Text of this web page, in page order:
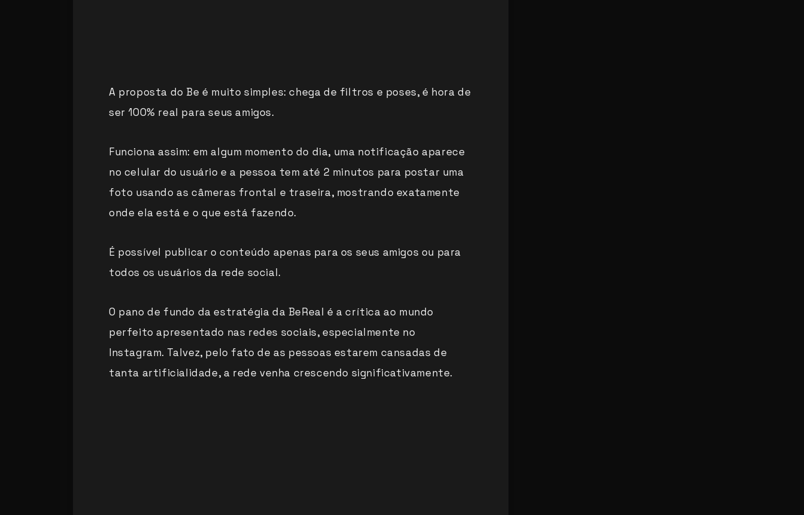
A proposta do Be é muito simples: chega de filtros e poses, é hora de
ser 100% real para seus amigos.
Funciona assim: em algum momento do dia, uma notificação aparece
no celular do usuário e a pessoa tem até 2 minutos para postar uma
foto usando as câmeras frontal e traseira, mostrando exatamente
onde ela está e o que está fazendo.
É possível publicar o conteúdo apenas para os seus amigos ou para
todos os usuários da rede social.
O pano de fundo da estratégia da BeReal é a crítica ao mundo
perfeito apresentado nas redes sociais, especialmente no
Instagram. Talvez, pelo fato de as pessoas estarem cansadas de
tanta artificialidade, a rede venha crescendo significativamente.